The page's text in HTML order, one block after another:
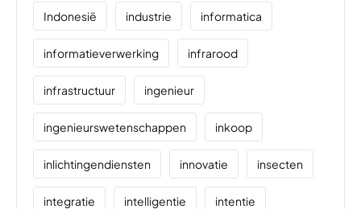
Indonesië industrie informatica
informatieverwerking infrarood
infrastructuur ingenieur
ingenieurswetenschappen inkoop
inlichtingendiensten innovatie insecten
integratie intelligentie intentie